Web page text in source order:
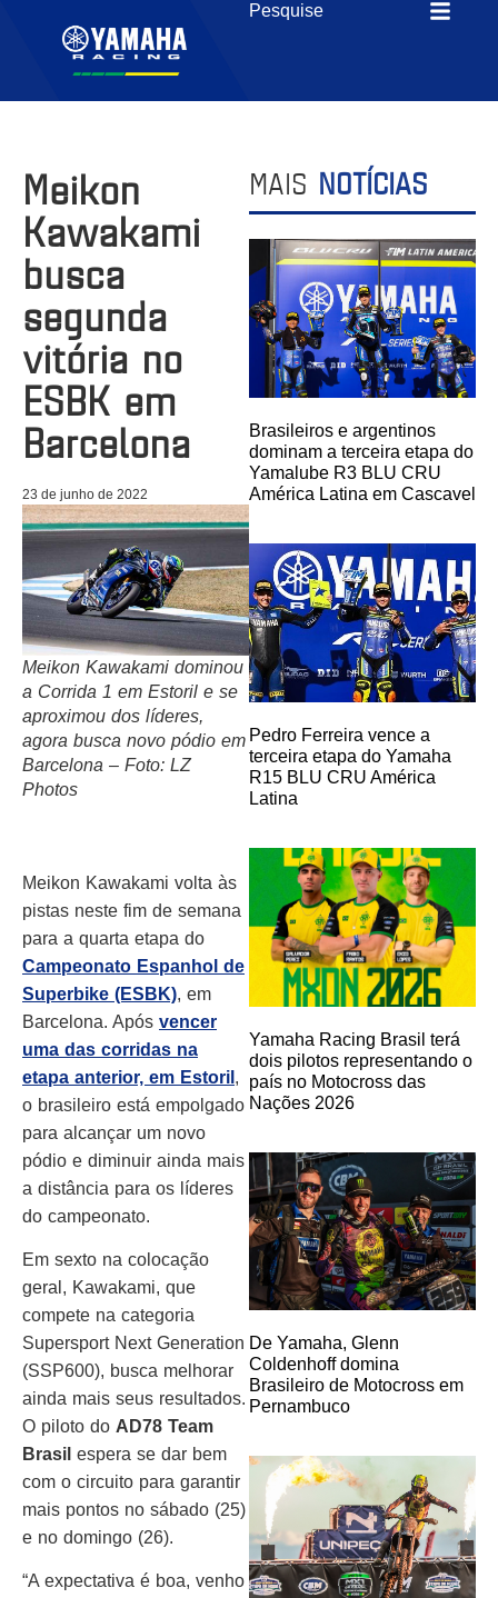
Meikon
Kawakami
busca
segunda
vitória no
ESBK em
Barcelona
23 de junho de 2022
Meikon Kawakami dominou
a Corrida 1 em Estoril e se
aproximou dos líderes,
agora busca novo pódio em
Barcelona – Foto: LZ
Photos
Meikon Kawakami volta às
pistas neste fim de semana
para a quarta etapa do
Campeonato Espanhol de
Superbike (ESBK), em
Barcelona. Após vencer
uma das corridas na
etapa anterior, em Estoril ,
o brasileiro está empolgado
para alcançar um novo
pódio e diminuir ainda mais
a distância para os líderes
do campeonato.
Em sexto na colocação
geral, Kawakami, que
compete na categoria
Supersport Next Generation
(SSP600), busca melhorar
ainda mais seus resultados.
O piloto do AD78 Team
Brasil espera se dar bem
com o circuito para garantir
mais pontos no sábado (25)
e no domingo (26).
“A expectativa é boa, venho
MAIS NOTÍCIAS
Brasileiros e argentinos
dominam a terceira etapa do
Yamalube R3 BLU CRU
América Latina em Cascavel
Pedro Ferreira vence a
terceira etapa do Yamaha
R15 BLU CRU América
Latina
Yamaha Racing Brasil terá
dois pilotos representando o
país no Motocross das
Nações 2026
De Yamaha, Glenn
Coldenhoff domina
Brasileiro de Motocross em
Pernambuco